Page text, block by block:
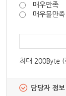
매우만족
매우불만족
최대 200Byte
담당자 정보